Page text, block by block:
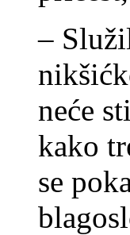
–
neće
kako
se